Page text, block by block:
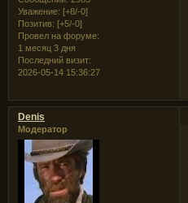
Уважение: [+8/-0]
Позитив: [+5/-0]
Провел на форуме:
1 месяц 3 дня
Последний визит:
2026-05-14 15:36:27
Denis
Модератор